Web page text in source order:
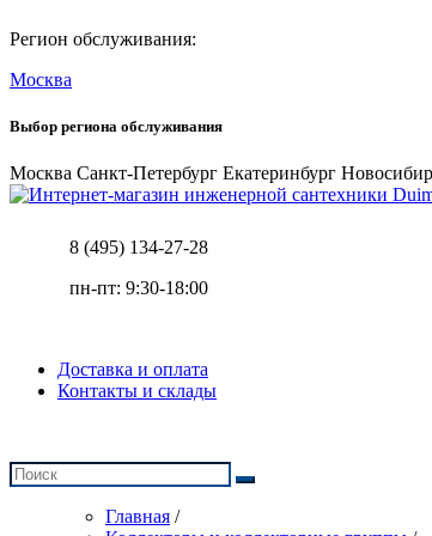
Регион обслуживания:
Москва
Выбор региона обслуживания
Москва Санкт-Петербург Екатеринбург
8 (495) 134-27-28
пн-пт: 9:30-18:00
Доставка и оплата
Контакты и склады
Главная /